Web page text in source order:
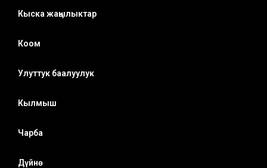
Кыска жаңылыктар
Коом
Улуттук баалуулук
Кылмыш
Чарба
Дүйнө